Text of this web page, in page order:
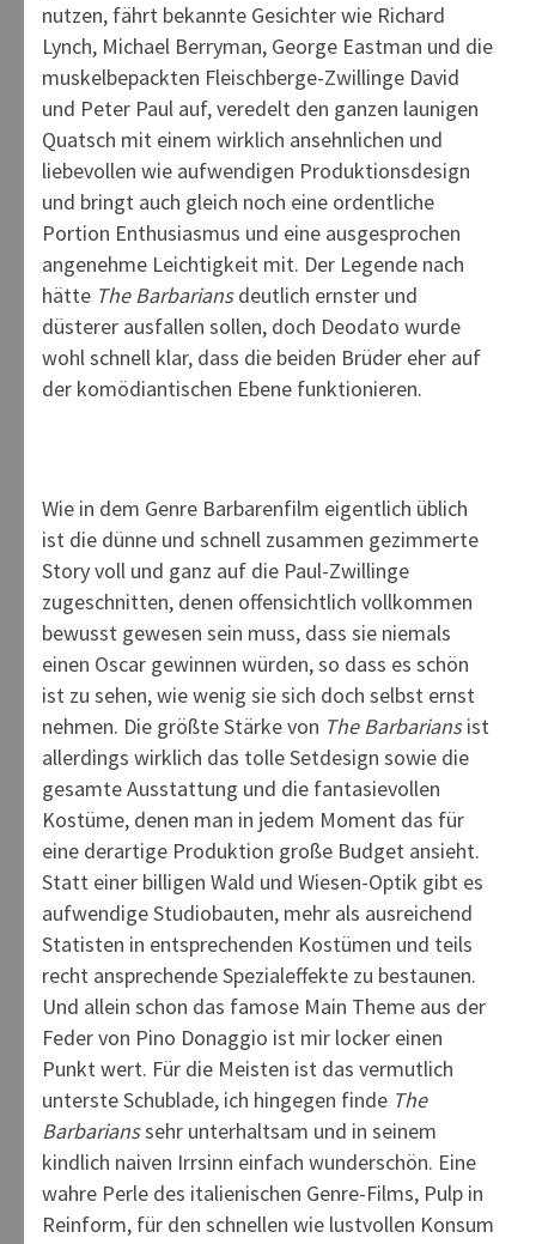
nutzen, fährt bekannte Gesichter wie Richard
Lynch, Michael Berryman, George Eastman und die
muskelbepackten Fleischberge-Zwillinge David
und Peter Paul auf, veredelt den ganzen launigen
Quatsch mit einem wirklich ansehnlichen und
liebevollen wie aufwendigen Produktionsdesign
und bringt auch gleich noch eine ordentliche
Portion Enthusiasmus und eine ausgesprochen
angenehme Leichtigkeit mit. Der Legende nach
hätte The Barbariansdeutlich ernster und
düsterer ausfallen sollen, doch Deodato wurde
wohl schnell klar, dass die beiden Brüder eher auf
der komödiantischen Ebene funktionieren.
Wie in dem Genre Barbarenfilm eigentlich üblich
ist die dünne und schnell zusammen gezimmerte
Story voll und ganz auf die Paul-Zwillinge
zugeschnitten, denen offensichtlich vollkommen
bewusst gewesen sein muss, dass sie niemals
einen Oscar gewinnen würden, so dass es schön
ist zu sehen, wie wenig sie sich doch selbst ernst
nehmen. Die größte Stärke von The Barbariansist
allerdings wirklich das tolle Setdesign sowie die
gesamte Ausstattung und die fantasievollen
Kostüme, denen man in jedem Moment das für
eine derartige Produktion große Budget ansieht.
Statt einer billigen Wald und Wiesen-Optik gibt es
aufwendige Studiobauten, mehr als ausreichend
Statisten in entsprechenden Kostümen und teils
recht ansprechende Spezialeffekte zu bestaunen.
Und allein schon das famose Main Theme aus der
Feder von Pino Donaggio ist mir locker einen
Punkt wert. Für die Meisten ist das vermutlich
unterste Schublade, ich hingegen finde The
Barbarianssehr unterhaltsam und in seinem
kindlich naiven Irrsinn einfach wunderschön. Eine
wahre Perle des italienischen Genre-Films, Pulp in
Reinform, für den schnellen wie lustvollen Konsum